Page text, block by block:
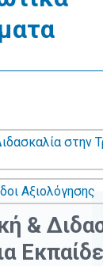
στην
Αξιολόγησης
&